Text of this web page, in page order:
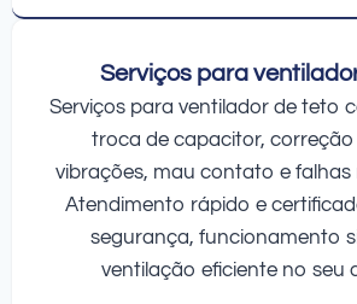
Serviços para
Serviços para ventilador de teto
troca de capacitor, correção
vibrações, mau contato e falhas
Atendimento rápido e
segurança, funcionamento
ventilação eficiente no seu